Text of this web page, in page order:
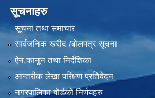
सूचनाहरु
सूचना तथा समाचार
सार्वजनिक खरीद /बोलपत्र सूचना
ऐन,कानून तथा निर्देशिका
आन्तरीक लेखा परिक्षण प्रतिवेदन
नगरपालिका बोर्डको निर्णयहरु